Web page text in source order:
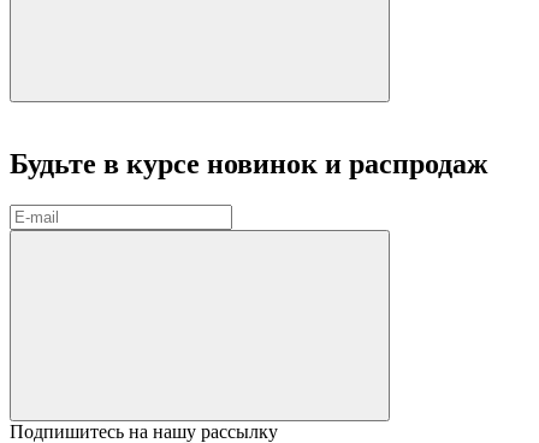
Будьте в курсе новинок и распродаж
Подпишитесь на нашу рассылку